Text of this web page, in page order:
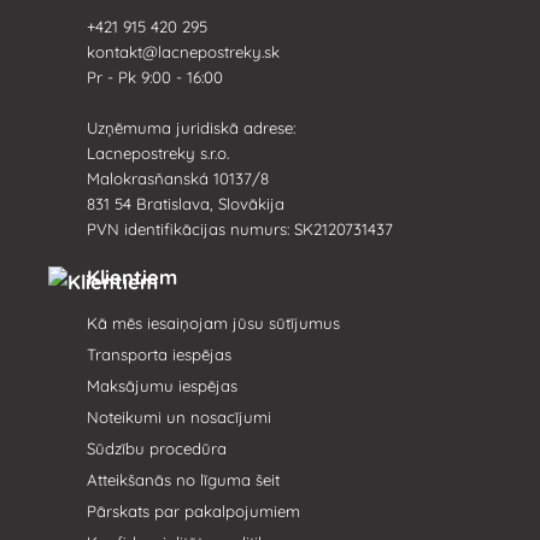
+421 915 420 295
kontakt@lacnepostreky.sk
Pr - Pk 9:00 - 16:00
Uzņēmuma juridiskā adrese:
Lacnepostreky s.r.o.
Malokrasňanská 10137/8
831 54 Bratislava, Slovākija
PVN identifikācijas numurs: SK2120731437
Klientiem
Kā mēs iesaiņojam jūsu sūtījumus
Transporta iespējas
Maksājumu iespējas
Noteikumi un nosacījumi
Sūdzību procedūra
Atteikšanās no līguma šeit
Pārskats par pakalpojumiem